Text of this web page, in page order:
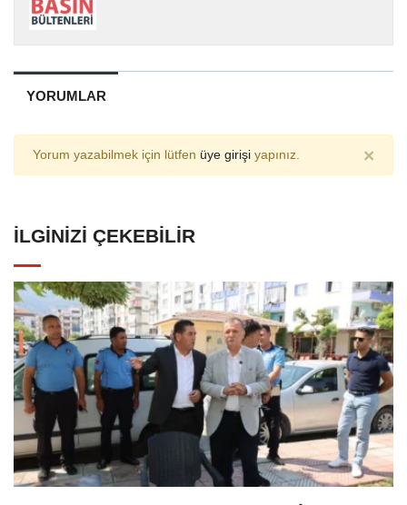
YORUMLAR
Yorum yazabilmek için lütfen üye girişi yapınız. ×
İLGINIZI ÇEKEBILIR